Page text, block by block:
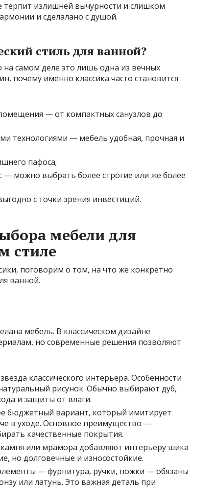
терпит излишней вычурности и слишком
и сделалано с душой.
стиль для ванной?
на самом деле это лишь одна из вечных
почему именно классика часто становится
— от компактных санузлов до
технологиями — мебель удобная, прочная и
пафоса;
— можно выбрать более строгие или же более
с точки зрения инвестиций.
мебели для
стиле
поговорим о том, на что же конкретно
ванной.
мебель. В классическом дизайне
но современные решения позволяют
классического интерьера. Особенности
рисунок. Обычно выбирают дуб,
и защиты от влаги.
бюджетный вариант, который имитирует
в уходе. Основное преимущество —
качественные покрытия.
или мрамора добавляют интерьеру шика
но долговечные и износостойкие.
— фурнитура, ручки, ножки — обязаны
или латунь. Это важная деталь при